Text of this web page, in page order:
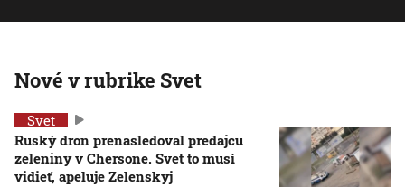
Nové v rubrike Svet
Svet
Ruský dron prenasledoval predajcu
zeleniny v Chersone. Svet to musí
vidieť, apeluje Zelenskyj